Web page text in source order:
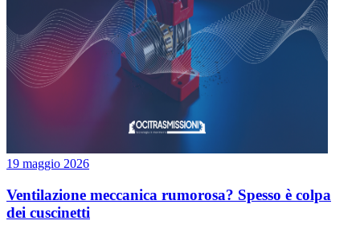
19 maggio 2026
Ventilazione meccanica rumorosa? Spesso è colpa
dei cuscinetti